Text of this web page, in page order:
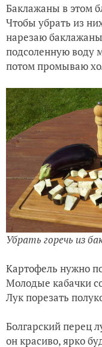
Баклажаны в этом
Чтобы убрать из
нарезаю
подсоленную воду
потом промываю
Убрать горечь из
Картофель нужно
Молодые кабачки
Лук порезать
Болгарский перец
он красиво, ярко